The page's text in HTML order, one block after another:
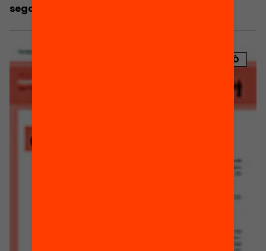
segona fase del procés participatiu
PUBLICACIÓ